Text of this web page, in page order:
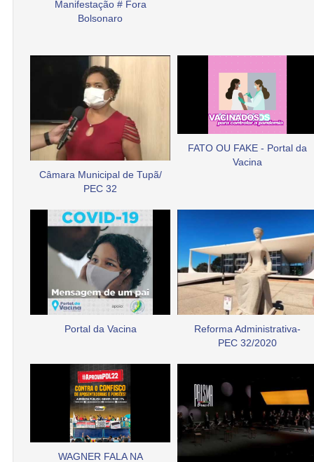
Manifestação # Fora
Bolsonaro
Câmara Municipal de Tupã/
PEC 32
FATO OU FAKE - Portal da
Vacina
Portal da Vacina
Reforma Administrativa-
PEC 32/2020
WAGNER FALA NA